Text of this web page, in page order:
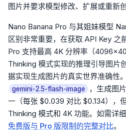
图片并要求模型修改、扩展或重新创
Nano Banana Pro 与其姐妹模型
区别非常重要，在获取 API Key 之
Pro 支持最高 4K 分辨率（
Thinking 模式实现的推理引导图片
据实现生成图片的真实世界准确性
gemini-2.5-flash-image
，生成图
一（每张 $0.039 对比 $0.134），
Thinking 模式和 4K 功能。如需详
免费版与 Pro 版限制的完整对比。